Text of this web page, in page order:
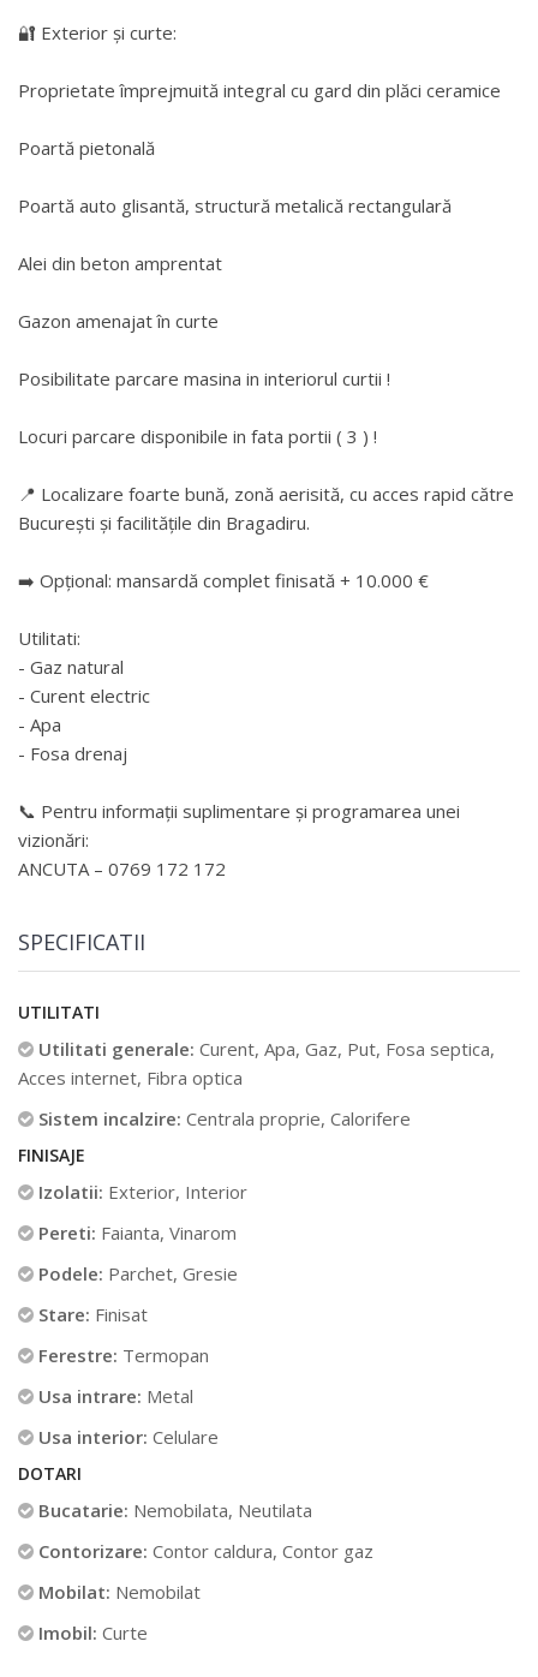
🔐 Exterior și curte:
Proprietate împrejmuită integral cu gard din plăci ceramice
Poartă pietonală
Poartă auto glisantă, structură metalică rectangulară
Alei din beton amprentat
Gazon amenajat în curte
Posibilitate parcare masina in interiorul curtii !
Locuri parcare disponibile in fata portii ( 3 ) !
📍 Localizare foarte bună, zonă aerisită, cu acces rapid către
București și facilitățile din Bragadiru.
➡️ Opțional: mansardă complet finisată + 10.000 €
Utilitati:
- Gaz natural
- Curent electric
- Apa
- Fosa drenaj
📞 Pentru informații suplimentare și programarea unei
vizionări:
ANCUTA – 0769 172 172
SPECIFICATII
UTILITATI
Utilitati generale: Curent, Apa, Gaz, Put, Fosa septica,
Acces internet, Fibra optica
Sistem incalzire: Centrala proprie, Calorifere
FINISAJE
Izolatii: Exterior, Interior
Pereti: Faianta, Vinarom
Podele: Parchet, Gresie
Stare: Finisat
Ferestre: Termopan
Usa intrare: Metal
Usa interior: Celulare
DOTARI
Bucatarie: Nemobilata, Neutilata
Contorizare: Contor caldura, Contor gaz
Mobilat: Nemobilat
Imobil: Curte